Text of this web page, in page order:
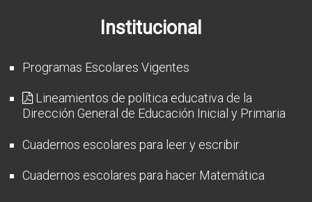
Institucional
Programas Escolares Vigentes
Lineamientos de política educativa de la
Dirección General de Educación Inicial y Primaria
Cuadernos escolares para leer y escribir
Cuadernos escolares para hacer Matemática